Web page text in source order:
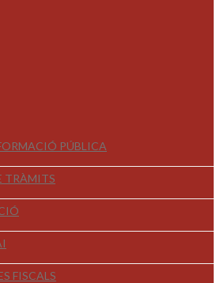
PÚBLICA
TRÀMITS
FISCALS